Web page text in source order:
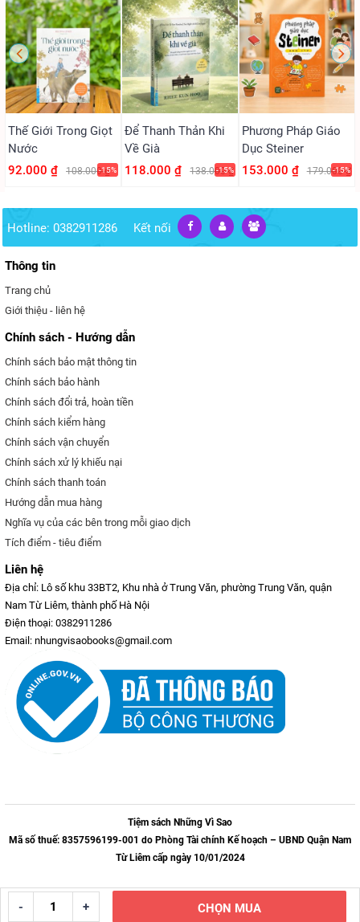
Thế Giới Trong Giọt
Nước
92.000 ₫
108.000 ₫
-15%
Để Thanh Thản Khi
Về Già
118.000 ₫
138.000 ₫
-15%
Phương Pháp Giáo
Dục Steiner
153.000 ₫
179.000 ₫
-15%
Hotline: 0382911286 Kết nối
Thông tin
Trang chủ
Giới thiệu - liên hệ
Chính sách - Hướng dẫn
Chính sách bảo mật thông tin
Chính sách bảo hành
Chính sách đổi trả, hoàn tiền
Chính sách kiểm hàng
Chính sách vận chuyển
Chính sách xử lý khiếu nại
Chính sách thanh toán
Hướng dẫn mua hàng
Nghĩa vụ của các bên trong mỗi giao dịch
Tích điểm - tiêu điểm
Liên hệ
Địa chỉ: Lô số khu 33BT2, Khu nhà ở Trung Văn, phường Trung Văn, quận
Nam Từ Liêm, thành phố Hà Nội
Điện thoại: 0382911286
Email: nhungvisaobooks@gmail.com
Tiệm sách Những Vì Sao
Mã số thuế: 8357596199-001 do Phòng Tài chính Kế hoạch – UBND Quận Nam
Từ Liêm cấp ngày 10/01/2024
- + CHỌN MUA